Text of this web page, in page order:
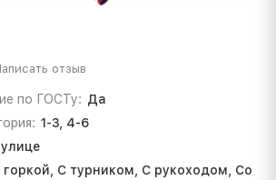
отзыв
по ГОСТу: Да
1-3, 4-6
горкой, С турником, С рукоходом, Со